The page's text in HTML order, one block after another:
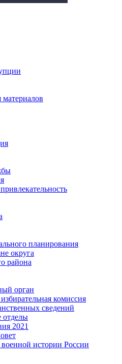
материалов
планирования
округа
района
орган
комиссия
сведений
отделы
2021
истории России